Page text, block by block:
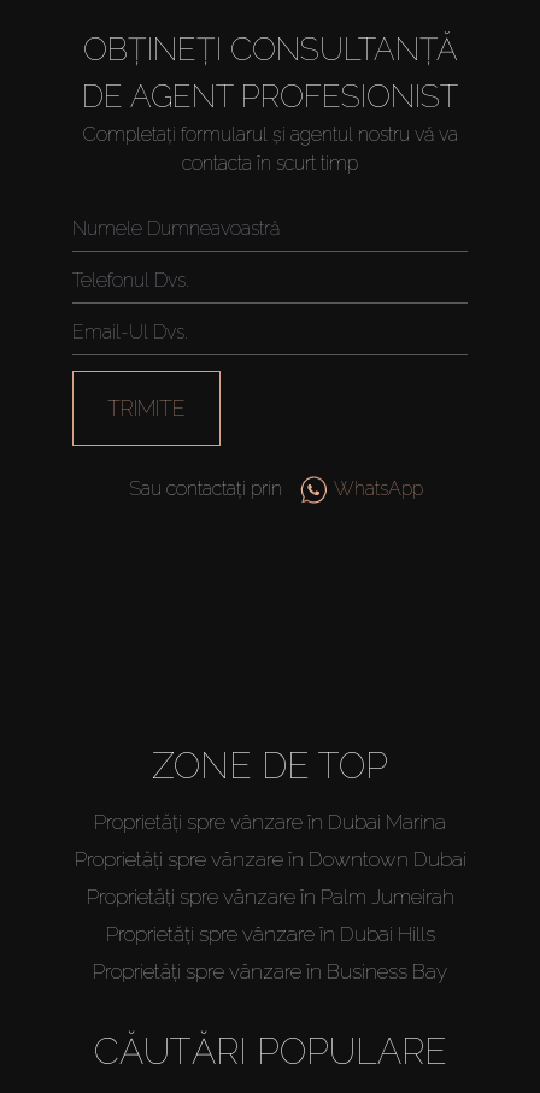
Cumpărați
Închiriați
Vânzare
Off-Plan
OBȚINEȚI CONSULTANȚĂ
DE AGENT PROFESIONIST
Completați formularul și agentul nostru vă va
contacta în scurt timp
TRIMITE
Sau contactați prin WhatsApp
ZONE DE TOP
Proprietăți spre vânzare în Dubai Marina
Proprietăți spre vânzare în Downtown Dubai
Proprietăți spre vânzare în Palm Jumeirah
Proprietăți spre vânzare în Dubai Hills
Proprietăți spre vânzare în Business Bay
CĂUTĂRI POPULARE